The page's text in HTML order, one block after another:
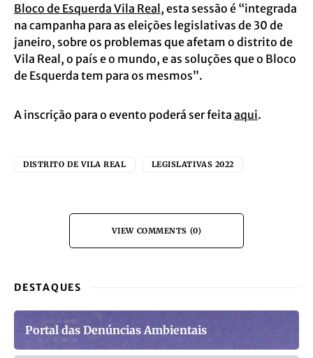
Bloco de Esquerda Vila Real , esta sessão é “integrada
na campanha para as eleições legislativas de 30 de
janeiro, sobre os problemas que afetam o distrito de
Vila Real, o país e o mundo, e as soluções que o Bloco
de Esquerda tem para os mesmos”.
A inscrição para o evento poderá ser feita aqui.
DISTRITO DE VILA REAL LEGISLATIVAS 2022
VIEW COMMENTS (0)
DESTAQUES
Portal das Denúncias Ambientais